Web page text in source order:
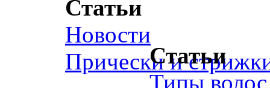
Статьи
Новости
Прически иСтатьи
Типы волос